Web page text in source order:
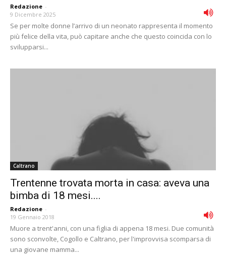
Redazione -
9 Dicembre 2025
Se per molte donne l’arrivo di un neonato rappresenta il momento
più felice della vita, può capitare anche che questo coincida con lo
svilupparsi...
Caltrano
Trentenne trovata morta in casa: aveva una
bimba di 18 mesi....
Redazione -
19 Gennaio 2018
Muore a trent'anni, con una figlia di appena 18 mesi. Due comunità
sono sconvolte, Cogollo e Caltrano, per l'improvvisa scomparsa di
una giovane mamma...